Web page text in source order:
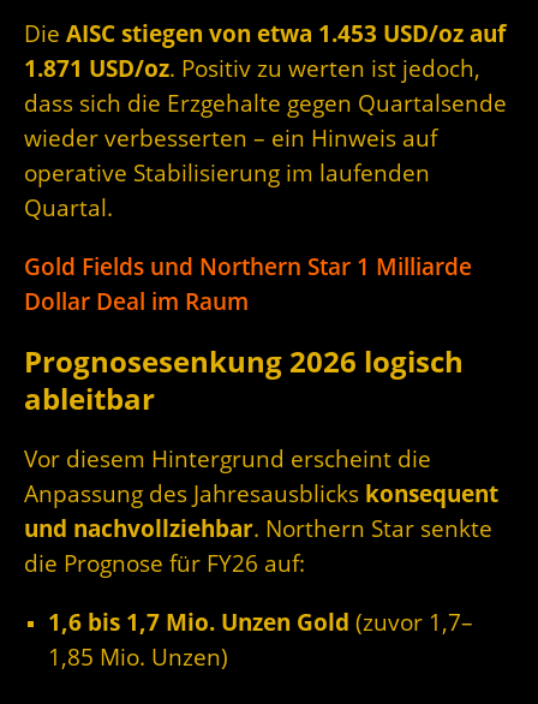
Die AISC stiegen von etwa 1.453 USD/oz auf
1.871 USD/oz. Positiv zu werten ist jedoch,
dass sich die Erzgehalte gegen Quartalsende
wieder verbesserten – ein Hinweis auf
operative Stabilisierung im laufenden
Quartal.
Gold Fields und Northern Star 1 Milliarde
Dollar Deal im Raum
Prognosesenkung 2026 logisch
ableitbar
Vor diesem Hintergrund erscheint die
Anpassung des Jahresausblicks konsequent
und nachvollziehbar. Northern Star senkte
die Prognose für FY26 auf:
1,6 bis 1,7 Mio. Unzen Gold (zuvor 1,7–
1,85 Mio. Unzen)